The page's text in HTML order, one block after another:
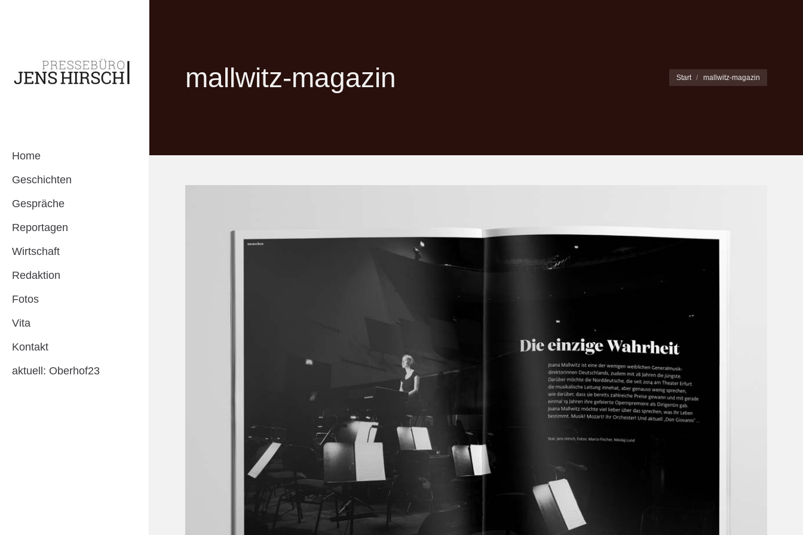
Home
Geschichten
Gespräche
Reportagen
Wirtschaft
Redaktion
Fotos
Vita
Kontakt
aktuell: Oberhof23
mallwitz-magazin Sie befinden sich hier:
Start mallwitz-magazin